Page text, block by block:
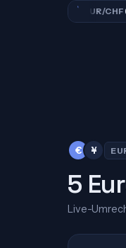
EUR/CHF
€ ¥
5
Live-